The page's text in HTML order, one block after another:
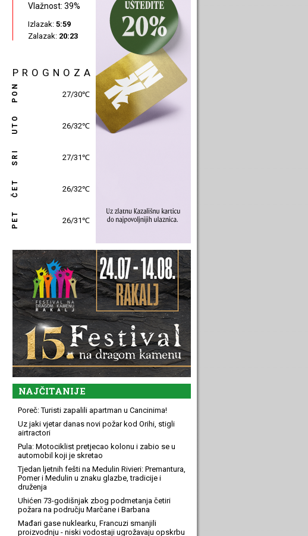
Vlažnost: 39%
Izlazak: 5:59
Zalazak: 20:23
PROGNOZA
PON 27/30℃
UTO 26/32℃
SRI 27/31℃
ČET 26/32℃
PET 26/31℃
NAJČITANIJE
Poreč: Turisti zapalili apartman u Cancinima!
Uz jaki vjetar danas novi požar kod Orihi, stigli
airtractori
Pula: Motociklist pretjecao kolonu i zabio se u
automobil koji je skretao
Tjedan ljetnih fešti na Medulin Rivieri: Premantura,
Pomer i Medulin u znaku glazbe, tradicije i
druženja
Uhićen 73-godišnjak zbog podmetanja četiri
požara na području Marčane i Barbana
Mađari gase nuklearku, Francuzi smanjili
proizvodnju - niski vodostaji ugrožavaju opskrbu